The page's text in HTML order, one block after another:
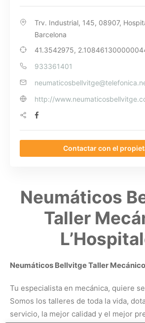
Trv. Industrial, 145, 08907,
Barcelona
41.3542975,
933361401
http://
Contactar con el
Neumáticos
Taller
Neumáticos Bellvitge Taller
Tu especialista en mecánica, quiere
Somos los talleres de toda la vida,
servicio, la mejor calidad y el mejor